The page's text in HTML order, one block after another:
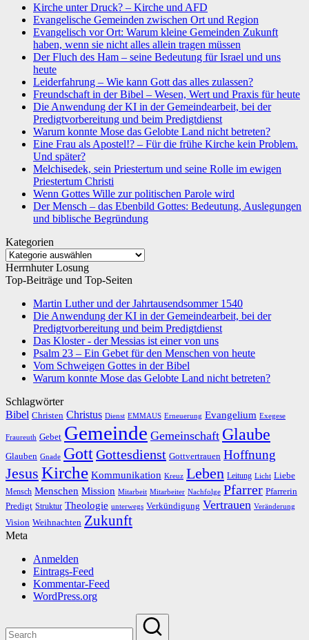
Kirche unter Druck? – Kirche und AFD
Evangelische Gemeinden zwischen Ort und Region
Evangelisch vor Ort: Warum kleine Gemeinden Zukunft
haben, wenn sie nicht alles allein tragen müssen
Der Fluch des Ham – seine Bedeutung für Israel und uns
heute
Leiderfahrung – Wie kann Gott das alles zulassen?
Freundschaft in der Bibel – Wesen, Wert und Praxis für heute
Die Anwendung der KI in der Gemeindearbeit, bei der
Predigtvorbereitung und beim Predigtdienst
Warum konnte Mose das Gelobte Land nicht betreten?
Eine Frau als Apostel!? – Für die frühe Kirche kein Problem.
Und später?
Melchisedek, sein Priestertum und seine Rolle im ewigen
Priestertum Christi
Wenn Gottes Wille zur politischen Parole wird
Der Mensch – das Ebenbild Gottes: Bedeutung, Auslegungen
und biblische Begründung
Kategorien
Kategorien
Herrnhuter Losung
Top-Beiträge und Top-Seiten
Martin Luther und der Jahrtausendsommer 1540
Die Anwendung der KI in der Gemeindearbeit, bei der
Predigtvorbereitung und beim Predigtdienst
Das Kloster - der Messias ist einer von uns
Psalm 23 – Ein Gebet für den Menschen von heute
Vom Schweigen Gottes in der Bibel
Warum konnte Mose das Gelobte Land nicht betreten?
Schlagwörter
Bibel Christen Christus Dienst EMMAUS Erneuerung Evangelium Exegese
Fraureuth Gebet Gemeinde Gemeinschaft Glaube
Glauben Gnade GottGottesdienst Gottvertrauen Hoffnung
Jesus Kirche Kommunikation Kreuz Leben Leitung Licht Liebe
Mensch Menschen Mission Mitarbeit Mitarbeiter Nachfolge Pfarrer Pfarrerin
Predigt Struktur Theologie unterwegs Verkündigung Vertrauen Veränderung
Vision Weihnachten Zukunft
Meta
Anmelden
Eintrags-Feed
Kommentar-Feed
WordPress.org